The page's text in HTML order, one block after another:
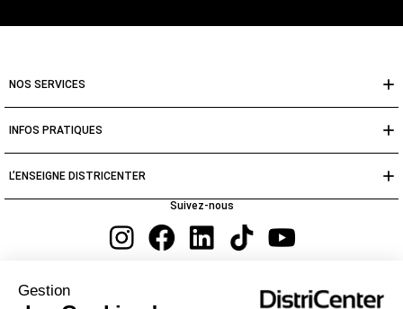
Gestion
NOS SERVICES
INFOS PRATIQUES
L’ENSEIGNE DISTRICENTER
Suivez-nous